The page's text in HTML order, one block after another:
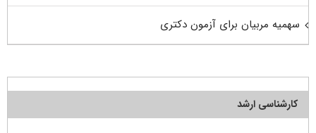
سهمیه مربیان برای آزمون دکتری
کارشناسی ارشد